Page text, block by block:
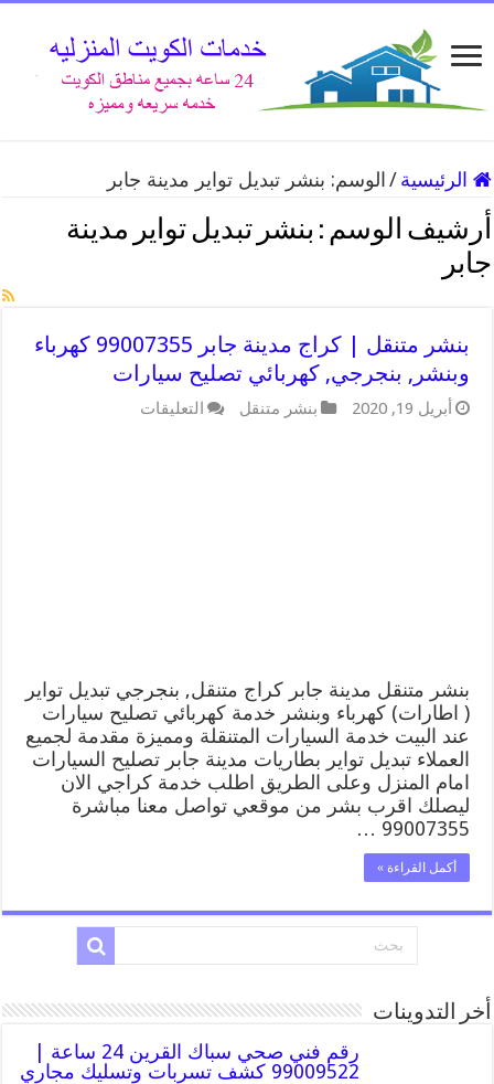
الرئيسية / الوسم: بنشر تبديل تواير مدينة جابر
أرشيف الوسم : بنشر تبديل تواير مدينة
جابر
بنشر متنقل | كراج مدينة جابر 99007355 كهرباء
وبنشر, بنجرجي, كهربائي تصليح سيارات
أبريل 19, 2020 بنشر متنقل التعليقات
مغلقة
بنشر متنقل مدينة جابر كراج متنقل, بنجرجي تبديل تواير
( اطارات) كهرباء وبنشر خدمة كهربائي تصليح سيارات
عند البيت خدمة السيارات المتنقلة ومميزة مقدمة لجميع
العملاء تبديل تواير بطاريات مدينة جابر تصليح السيارات
امام المنزل وعلى الطريق اطلب خدمة كراجي الان
ليصلك اقرب بشر من موقعي تواصل معنا مباشرة
99007355 …
أكمل القراءة »
أخر التدوينات
رقم فني صحي سباك القرين 24 ساعة |
99009522 كشف تسربات وتسليك مجاري